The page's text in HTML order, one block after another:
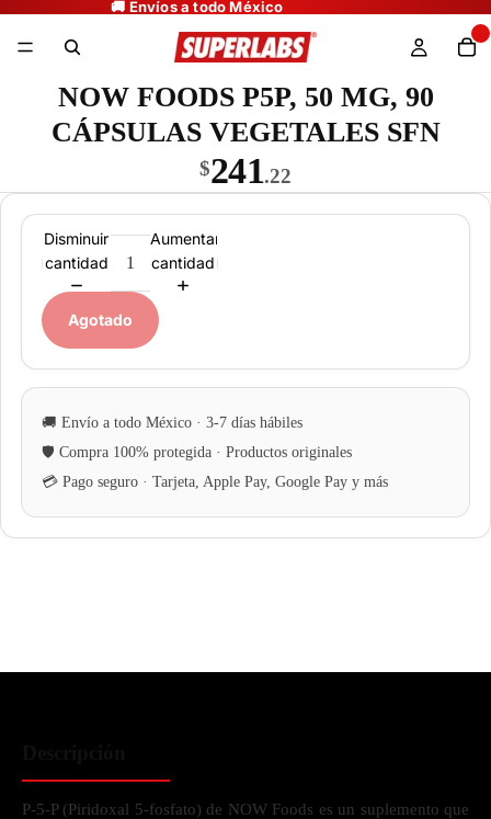
NOW FOODS P5P, 50 MG, 90
CÁPSULAS VEGETALES SFN
$241.22
Disminuir
cantidad
Aumentar
cantidad
Agotado
P-5-P (Piridoxal 5-fosfato) de NOW Foods es un suplemento que